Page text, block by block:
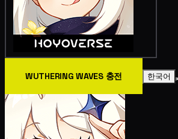
WUTHERING WAVES 충전 한국어